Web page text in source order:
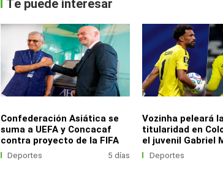
Te puede interesar
Confederación Asiática se
suma a UEFA y Concacaf
contra proyecto de la FIFA
Deportes 5 días
Vozinha peleará
titularidad en
el juvenil Gabriel
Deportes